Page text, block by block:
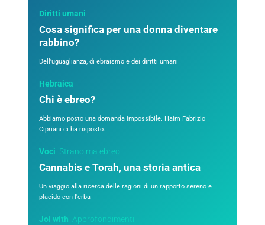
Diritti umani
Cosa significa per una donna diventare
rabbino?
Dell'uguaglianza, di ebraismo e dei diritti umani
Hebraica
Chi è ebreo?
Abbiamo posto una domanda impossibile. Haim Fabrizio
Cipriani ci ha risposto.
Voci Strano ma ebreo!
Cannabis e Torah, una storia antica
Un viaggio alla ricerca delle ragioni di un rapporto sereno e
placido con l'erba
Joi with Approfondimenti